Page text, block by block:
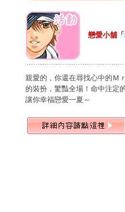
戀愛小舖「
親愛的，你還在尋找心中的Ｍ
的裝扮，驚豔全場！命中注定
讓你幸福戀愛一夏～